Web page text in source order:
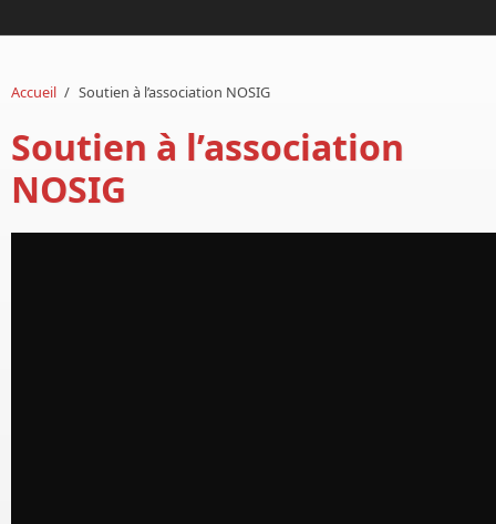
Accueil / Soutien à l’association NOSIG
Soutien à l’association
NOSIG